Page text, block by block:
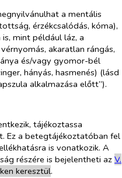
a mentális
érzékcsalódás, kóma),
mint például láz, a
akaratlan rángás,
és/vagy gyomor-bél
hányás, hasmenés) (lásd
alkalmazása előtt”).
tájékoztassa
Ez a betegtájékoztatóban fel
is vonatkozik. A
részére is bejelentheti az V.
keresztül.